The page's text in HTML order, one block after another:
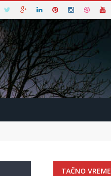
TAČNO VREME